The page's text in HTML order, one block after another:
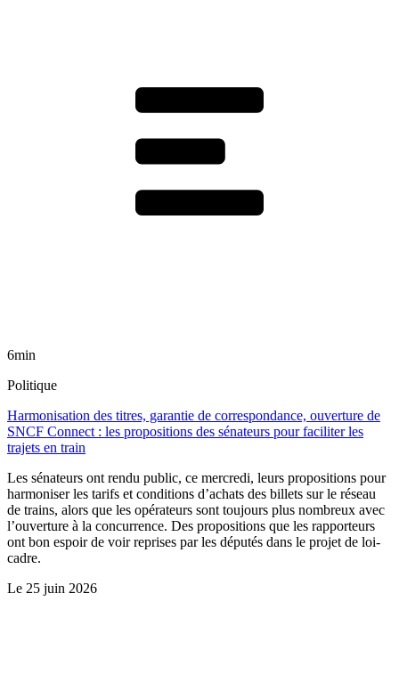
6min
Politique
Harmonisation des titres, garantie de correspondance, ouverture de
SNCF Connect : les propositions des sénateurs pour faciliter les
trajets en train
Les sénateurs ont rendu public, ce mercredi, leurs propositions pour
harmoniser les tarifs et conditions d’achats des billets sur le réseau
de trains, alors que les opérateurs sont toujours plus nombreux avec
l’ouverture à la concurrence. Des propositions que les rapporteurs
ont bon espoir de voir reprises par les députés dans le projet de loi-
cadre.
Le 25 juin 2026